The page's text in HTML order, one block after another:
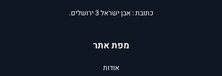
כתובת : אבן ישראל 3 ירושלים.
מפת אתר
אודות